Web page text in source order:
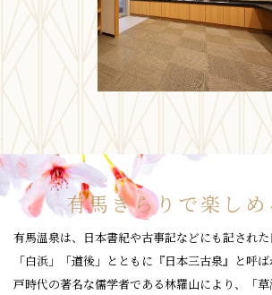
有馬きらりで楽しめ
有馬温泉は、日本書紀や古事記などにも記された
「白浜」「道後」とともに『日本三古泉』と呼
戸時代の著名な儒学者である林羅山により、「